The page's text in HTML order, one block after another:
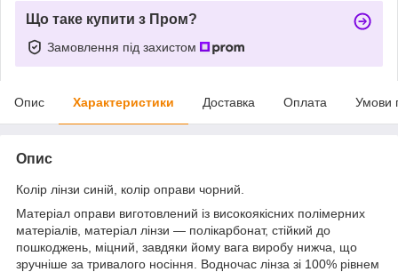
Що таке купити з Пром?
Замовлення під захистом
Опис Характеристики Доставка Оплата Умови
Опис
Колір лінзи синій, колір оправи чорний.
Матеріал оправи виготовлений із високоякісних полімерних
матеріалів, матеріал лінзи — полікарбонат, стійкий до
пошкоджень, міцний, завдяки йому вага виробу нижча, що
зручніше за тривалого носіння. Водночас лінза зі 100% рівнем